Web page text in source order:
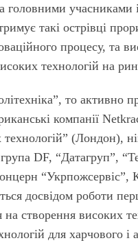
головними
такі острівці
процесу, та
технологій на
то активно
компанії
технологій” (Лондон),
DF, “Датагруп”,
“Укрпожсервіс”,
досвідом роботи
створення високих
для харчового і